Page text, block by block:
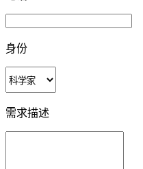
身份
需求描述